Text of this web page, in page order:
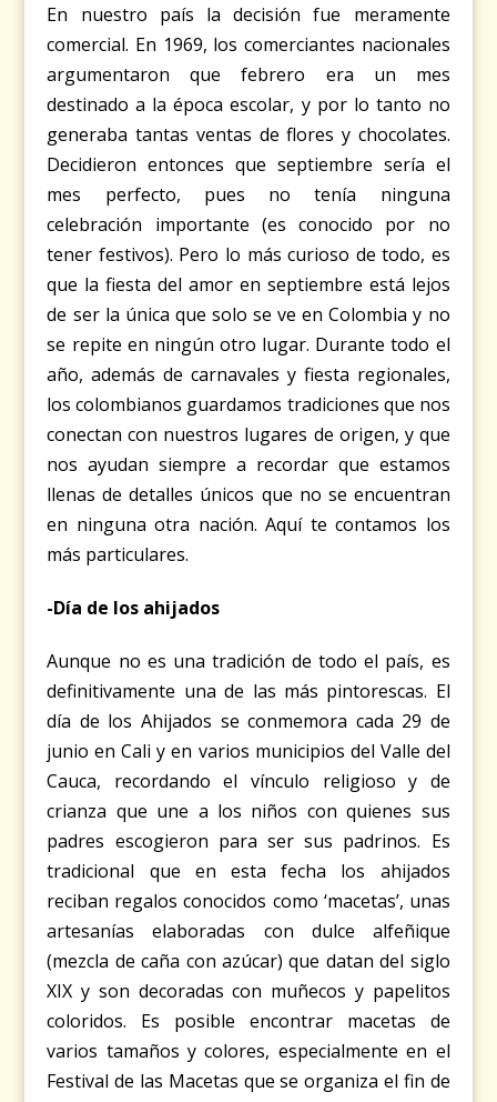
En nuestro país la decisión fue meramente
comercial. En 1969, los comerciantes nacionales
argumentaron que febrero era un mes
destinado a la época escolar, y por lo tanto no
generaba tantas ventas de flores y chocolates.
Decidieron entonces que septiembre sería el
mes perfecto, pues no tenía ninguna
celebración importante (es conocido por no
tener festivos). Pero lo más curioso de todo, es
que la fiesta del amor en septiembre está lejos
de ser la única que solo se ve en Colombia y no
se repite en ningún otro lugar. Durante todo el
año, además de carnavales y fiesta regionales,
los colombianos guardamos tradiciones que nos
conectan con nuestros lugares de origen, y que
nos ayudan siempre a recordar que estamos
llenas de detalles únicos que no se encuentran
en ninguna otra nación. Aquí te contamos los
más particulares.
-Día de los ahijados
Aunque no es una tradición de todo el país, es
definitivamente una de las más pintorescas. El
día de los Ahijados se conmemora cada 29 de
junio en Cali y en varios municipios del Valle del
Cauca, recordando el vínculo religioso y de
crianza que une a los niños con quienes sus
padres escogieron para ser sus padrinos. Es
tradicional que en esta fecha los ahijados
reciban regalos conocidos como ‘macetas’, unas
artesanías elaboradas con dulce alfeñique
(mezcla de caña con azúcar) que datan del siglo
XIX y son decoradas con muñecos y papelitos
coloridos. Es posible encontrar macetas de
varios tamaños y colores, especialmente en el
Festival de las Macetas que se organiza el fin de